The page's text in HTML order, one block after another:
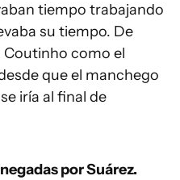
tiempo trabajando
su tiempo. De
Coutinho como el
que el manchego
iría al final de
por Suárez.